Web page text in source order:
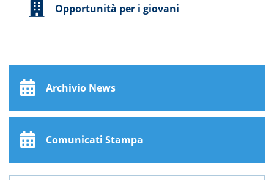
Opportunità per i giovani
Archivio News
Comunicati Stampa